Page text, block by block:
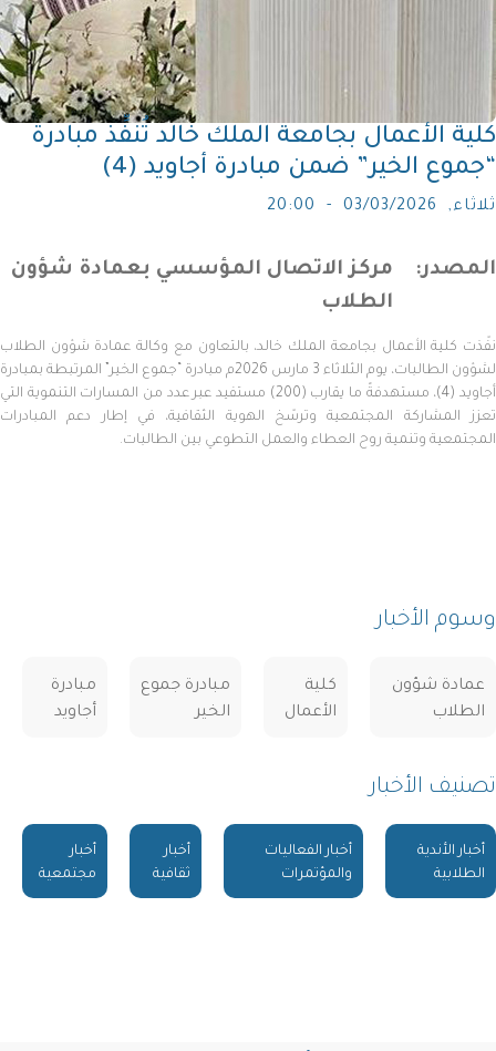
كلية الأعمال بجامعة الملك خالد تُنفِّذ مبادرة
“جموع الخير” ضمن مبادرة أجاويد (4)
ثلاثاء, 03/03/2026 - 20:00
المصدر
مركز الاتصال المؤسسي بعمادة شؤون
الطلاب
نفّذت كلية الأعمال بجامعة الملك خالد، بالتعاون مع وكالة عمادة شؤون الطلاب
لشؤون الطالبات، يوم الثلاثاء 3 مارس 2026م مبادرة “جموع الخير” المرتبطة بمبادرة
أجاويد (4)، مستهدفةً ما يقارب (200) مستفيد عبر عدد من المسارات التنموية التي
تعزز المشاركة المجتمعية وترسّخ الهوية الثقافية، في إطار دعم المبادرات
المجتمعية وتنمية روح العطاء والعمل التطوعي بين الطالبات.
وسوم الأخبار
عمادة شؤون
الطلاب
كلية
الأعمال
مبادرة جموع
الخير
مبادرة
أجاويد
تصنيف الأخبار
أخبار الأندية
الطلابية
أخبار الفعاليات
والمؤتمرات
أخبار
ثقافية
أخبار
مجتمعية